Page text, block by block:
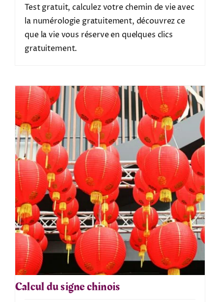
Test gratuit, calculez votre chemin de vie avec
la numérologie gratuitement, découvrez ce
que la vie vous réserve en quelques clics
gratuitement.
Calcul du signe chinois